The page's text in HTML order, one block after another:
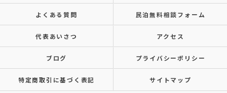
よくある質問 民泊無料相談フォーム
代表あいさつ アクセス
ブログ プライバシーポリシー
特定商取引に基づく表記 サイトマップ